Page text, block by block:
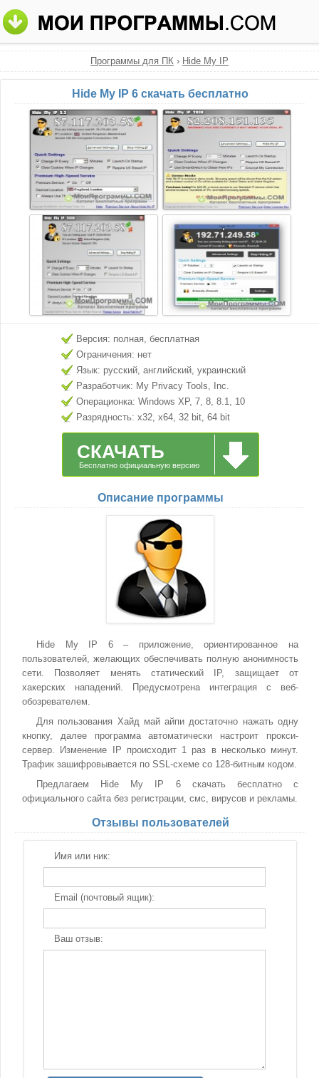
Программы для ПК › Hide My IP
Hide My IP 6 скачать бесплатно
Версия: полная, бесплатная
Ограничения: нет
Язык: русский, английский, украинский
Разработчик: My Privacy Tools, Inc.
Операционка: Windows XP, 7, 8, 8.1, 10
Разрядность: x32, x64, 32 bit, 64 bit
СКАЧАТЬ
Бесплатно официальную версию
Описание программы
Hide My IP 6 – приложение, ориентированное на
пользователей, желающих обеспечивать полную анонимность
сети. Позволяет менять статический IP, защищает от
хакерских нападений. Предусмотрена интеграция с веб-
обозревателем.
Для пользования Хайд май айпи достаточно нажать одну
кнопку, далее программа автоматически настроит прокси-
сервер. Изменение IP происходит 1 раз в несколько минут.
Трафик зашифровывается по SSL-схеме со 128-битным кодом.
Предлагаем Hide My IP 6 скачать бесплатно с
официального сайта без регистрации, смс, вирусов и рекламы.
Отзывы пользователей
Имя или ник:
Email (почтовый ящик):
Ваш отзыв: